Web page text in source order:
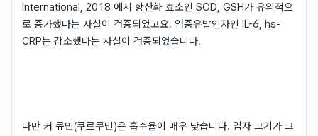
International, 2018 에서 항산화 효소인 SOD, GSH가 유의적으
로 증가했다는 사실이 검증되었고요. 염증유발인자인 IL-6, hs-
CRP는 감소했다는 사실이 검증되었습니다.
다만 커 큐민(쿠르쿠민)은 흡수율이 매우 낮습니다. 입자 크기가 크